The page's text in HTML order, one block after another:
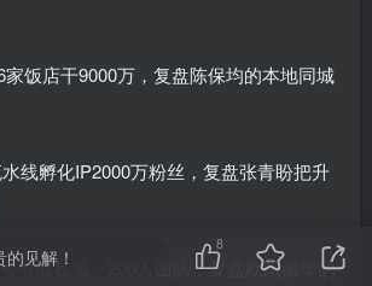
家饭店干9000万，复盘陈保均的本地同城
水线孵化IP2000万粉丝，复盘张青盼把升
引流私域，200人团队，复盘欧阳振华的
见解！
8